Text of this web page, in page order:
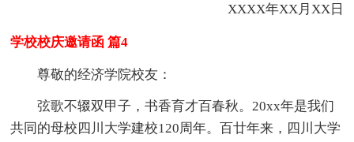
XXXX年XX月XX日
学校校庆邀请函 篇4
尊敬的经济学院校友：
弦歌不辍双甲子，书香育才百春秋。20xx年是我们
共同的母校四川大学建校120周年。百廿年来，四川大学